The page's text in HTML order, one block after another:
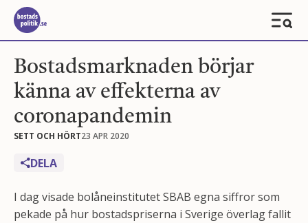
Bostadsmarknaden börjar
känna av effekterna av
coronapandemin
SETT OCH HÖRT23 APR 2020
DELA
I dag visade bolåneinstitutet SBAB egna siffror som
pekade på hur bostadspriserna i Sverige överlag fallit